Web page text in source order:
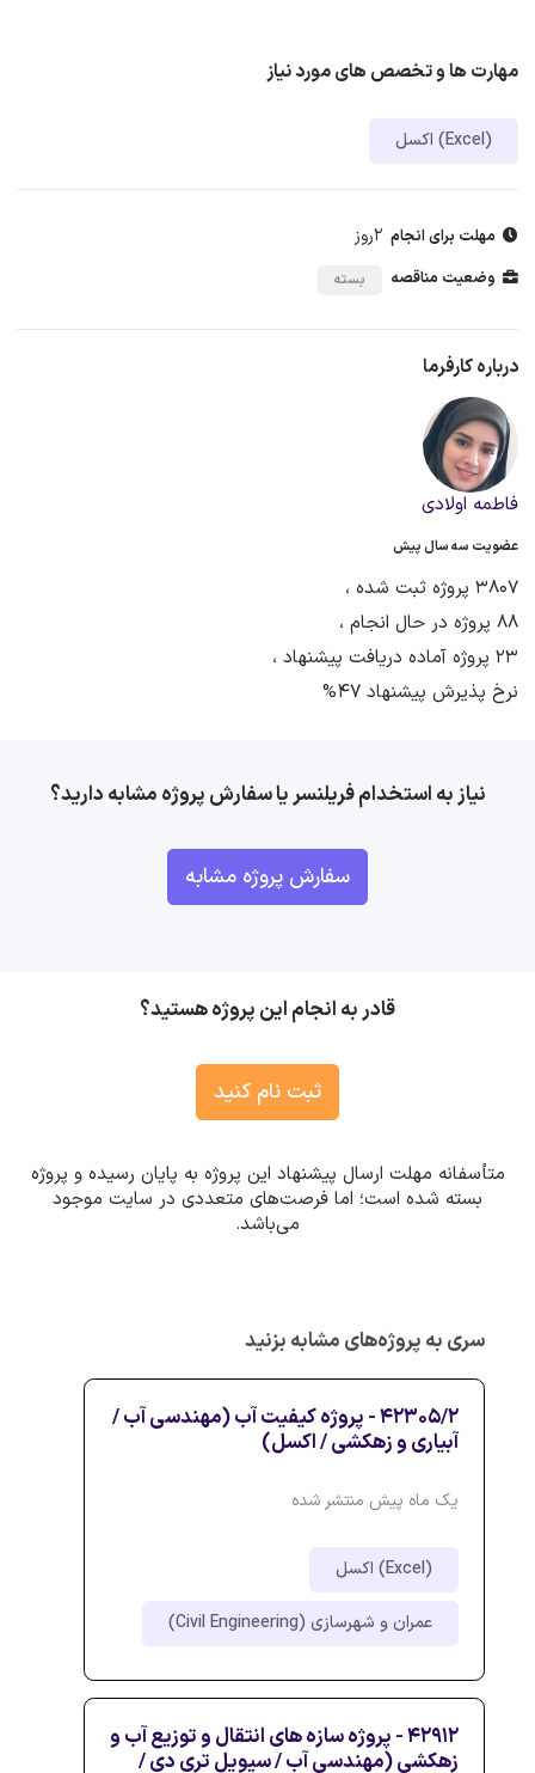
مهارت ها و تخصص های مورد نیاز
اکسل (Excel)
مهلت برای انجام 2روز
وضعیت مناقصه بسته
درباره کارفرما
فاطمه اولادی
عضویت سه سال پیش
3807 پروژه ثبت شده ،
88 پروژه در حال انجام ،
23 پروژه آماده دریافت پیشنهاد ،
نرخ پذیرش پیشنهاد 47%
نیاز به استخدام فریلنسر یا سفارش پروژه مشابه دارید؟
سفارش پروژه مشابه
قادر به انجام این پروژه هستید؟
ثبت نام کنید
متأسفانه مهلت ارسال پیشنهاد این پروژه به پایان رسیده و پروژه
بسته شده است؛ اما فرصت‌های متعددی در سایت موجود
می‌باشد.
سری به پروژه‌های مشابه بزنید
42305/2 - پروژه کیفیت آب (مهندسی آب /
آبیاری و زهکشی / اکسل)
یک ماه پیش منتشر شده
اکسل (Excel)
عمران و شهرسازی (Civil Engineering)
42912 - پروژه سازه های انتقال و توزیع آب و
زهکشی (مهندسی آب / سیویل تری دی /